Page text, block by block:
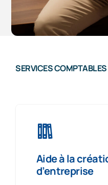
SERVICES
Aide à la
d’entreprise